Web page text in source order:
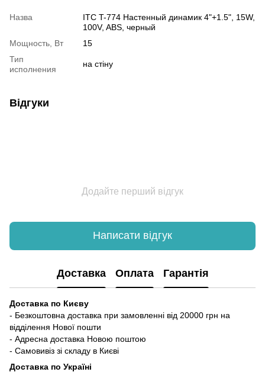
Назва
ITC T-774 Настенный динамик 4"+1.5", 15W,
100V, ABS, черный
Мощность, Вт
15
Тип
исполнения
на стіну
Відгуки
Додайте перший відгук
Написати відгук
Доставка Оплата Гарантія
Доставка по Києву
- Безкоштовна доставка при замовленні від 20000 грн на
відділення Нової пошти
- Адресна доставка Новою поштою
- Самовивіз зі складу в Києві
Доставка по Україні